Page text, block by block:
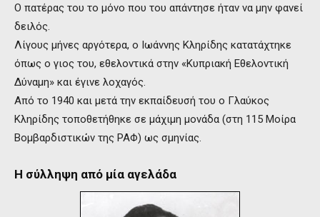
Ο πατέρας του το μόνο που του απάντησε ήταν να μην φανεί
δειλός.
Λίγους μήνες αργότερα, ο Ιωάννης Κληρίδης κατατάχτηκε
όπως ο γιος του, εθελοντικά στην «Κυπριακή Εθελοντική
Δύναμη» και έγινε λοχαγός.
Από το 1940 και μετά την εκπαίδευσή του ο Γλαύκος
Κληρίδης τοποθετήθηκε σε μάχιμη μονάδα (στη 115 Μοίρα
Βομβαρδιστικών της ΡΑΦ) ως σμηνίας.
Η σύλληψη από μία αγελάδα